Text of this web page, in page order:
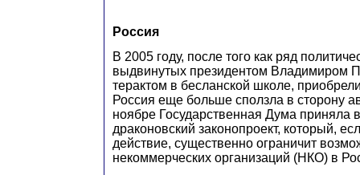
Россия
В 2005 году, после того как ряд
выдвинутых президентом Владимиром
терактом в бесланской школе,
Россия еще больше сползла в сторону
ноябре Государственная Дума приняла
драконовский законопроект, который,
действие, существенно ограничит
некоммерческих организаций (НКО) в